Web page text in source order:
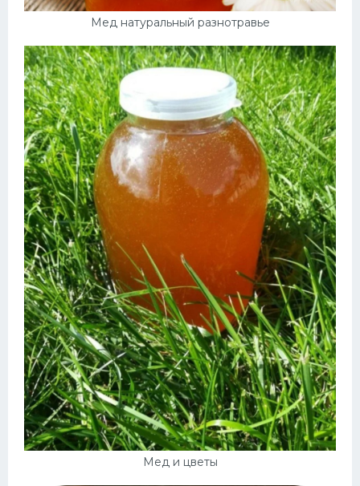
Мед натуральный разнотравье
Мед и цветы